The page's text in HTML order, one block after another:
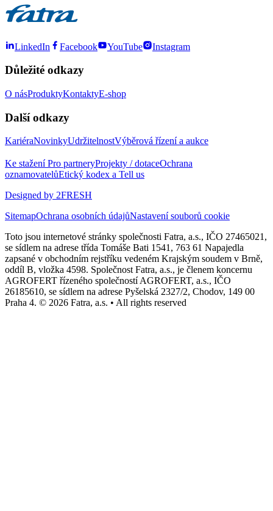
LinkedIn Facebook YouTube Instagram
Důležité odkazy
O násProduktyKontaktyE-shop
Další odkazy
KariéraNovinkyUdržitelnostVýběrová řízení a aukce
Ke staženíPro partneryProjekty / dotaceOchrana
oznamovatelůEtický kodex a Tell us
Designed by 2FRESH
SitemapOchrana osobních údajůNastavení souborů cookie
Toto jsou internetové stránky společnosti Fatra, a.s., IČO 27465021,
se sídlem na adrese třída Tomáše Bati 1541, 763 61 Napajedla
zapsané v obchodním rejstříku vedeném Krajským soudem v Brně,
oddíl B, vložka 4598. Společnost Fatra, a.s., je členem koncernu
AGROFERT řízeného společností AGROFERT, a.s., IČO
26185610, se sídlem na adrese Pyšelská 2327/2, Chodov, 149 00
Praha 4. © 2026 Fatra, a.s. • All rights reserved